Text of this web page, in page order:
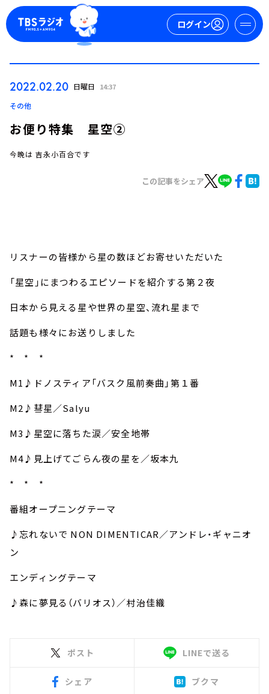
ログイン
TBS Podcast
お知らせ
イベント・グッズ
YouTube
2022.02.20 日曜日 14:37
その他
お便り特集 星空②
今晩は 吉永小百合です
この記事をシェア
リスナーの皆様から星の数ほどお寄せいただいた
「星空」にまつわるエピソードを紹介する第２夜
日本から見える星や世界の星空、流れ星まで
話題も様々にお送りしました
* * *
M1♪ドノスティア「バスク風前奏曲」第１番
M2♪彗星／Salyu
M3♪星空に落ちた涙／安全地帯
M4♪見上げてごらん夜の星を／坂本九
* * *
番組オープニングテーマ
♪忘れないで NON DIMENTICAR／アンドレ・ギャニオ
ン
エンディングテーマ
♪森に夢見る（バリオス）／村治佳織
ポスト LINEで送る
シェア ブクマ